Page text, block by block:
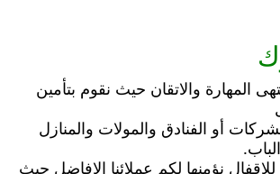
المهارة والاتقان حيث نقوم بتأمين
أو الفنادق والمولات والمنازل
نؤمنها لكم عملائنا الافاضل حيث